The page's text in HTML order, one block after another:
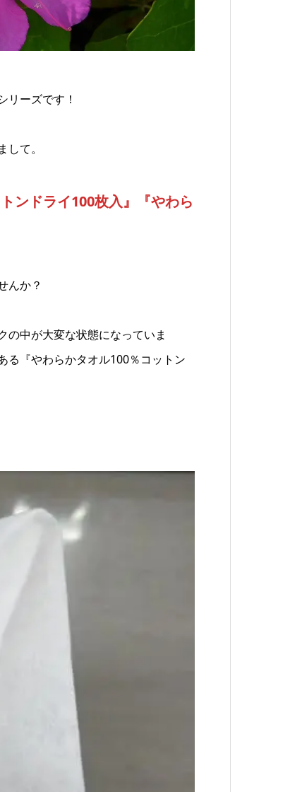
リーズです！
て。
ンドライ100枚入』『やわら
んか？
の中が大変な状態になっていま
る『やわらかタオル100％コットン